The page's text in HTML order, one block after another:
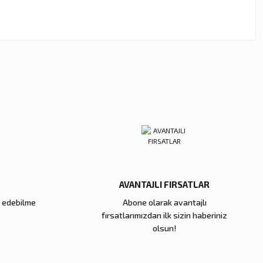
AVANTAJLI FIRSATLAR
Abone olarak avantajlı
fırsatlarımızdan ilk sizin haberiniz
olsun!